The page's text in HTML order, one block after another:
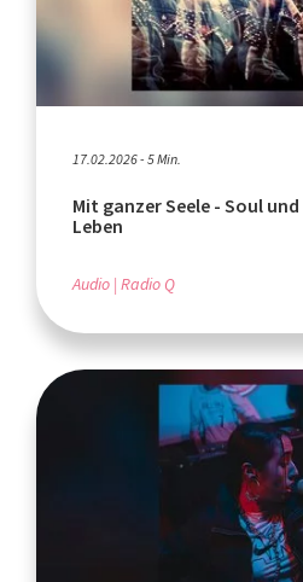
17.02.2026 - 5 Min.
Mit ganzer Seele - Soul
Leben
Audio Radio Q